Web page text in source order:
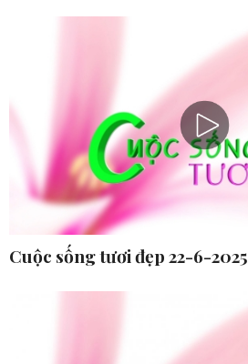
Cuộc sống tươi đẹp 22-6-2025